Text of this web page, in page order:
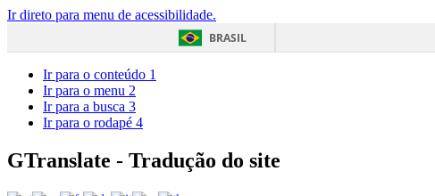
Ir direto para menu de acessibilidade.
BRASIL
Ir para o conteúdo 1
Ir para o menu 2
Ir para a busca 3
Ir para o rodapé 4
GTranslate - Tradução do site